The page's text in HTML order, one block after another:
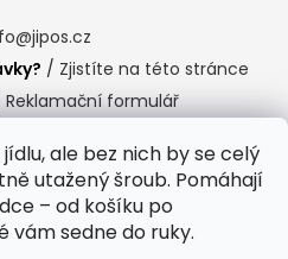
ale bez nich by se celý
utažený šroub. Pomáhají
– od košíku po
sedne do ruky.
/ Zjistíte na této stránce
Reklamační formulář